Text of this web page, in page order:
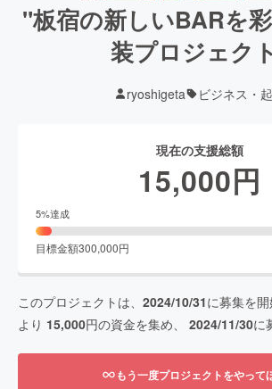
"板宿の新しいBARを
装プロジェク
ryoshigeta ビジネス・
現在の支援総額
15,000円
5%達成
目標金額300,000円
このプロジェクトは、 2024/10/31に募集を開
より 15,000円の資金を集め、 2024/11/30に
もう一度プロジェクトをやって